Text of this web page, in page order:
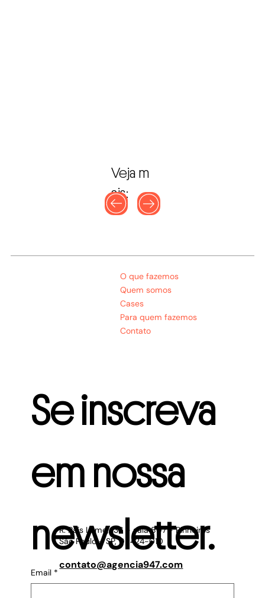
Veja m
ais:
O que fazemos
Quem somos
Cases
Para quem fazemos
Contato
Se inscreva
em nossa
newsletter.
Email *
R. Pais Leme, 136 - sala 807 - Pinheiros
São Paulo - SP, 05424-010
contato@agencia947.com